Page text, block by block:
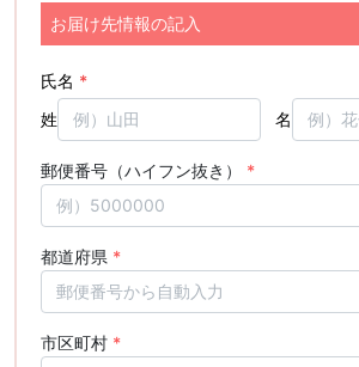
お届け先情報の記入
氏名 *
姓
名
郵便番号（ハイフン抜き） *
都道府県 *
市区町村 *